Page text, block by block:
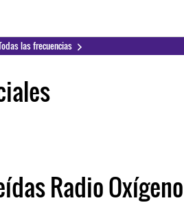
las frecuencias
Radio Oxígeno